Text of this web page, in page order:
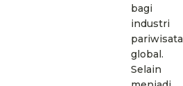
bagi
industri
pariwisata
global.
Selain